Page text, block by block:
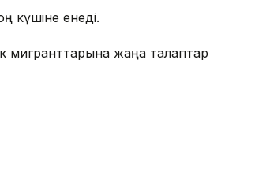
күшіне енеді.
мигранттарына жаңа талаптар